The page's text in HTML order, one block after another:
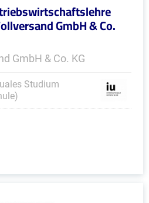
GmbH & Co.
GmbH & Co. KG
Studium